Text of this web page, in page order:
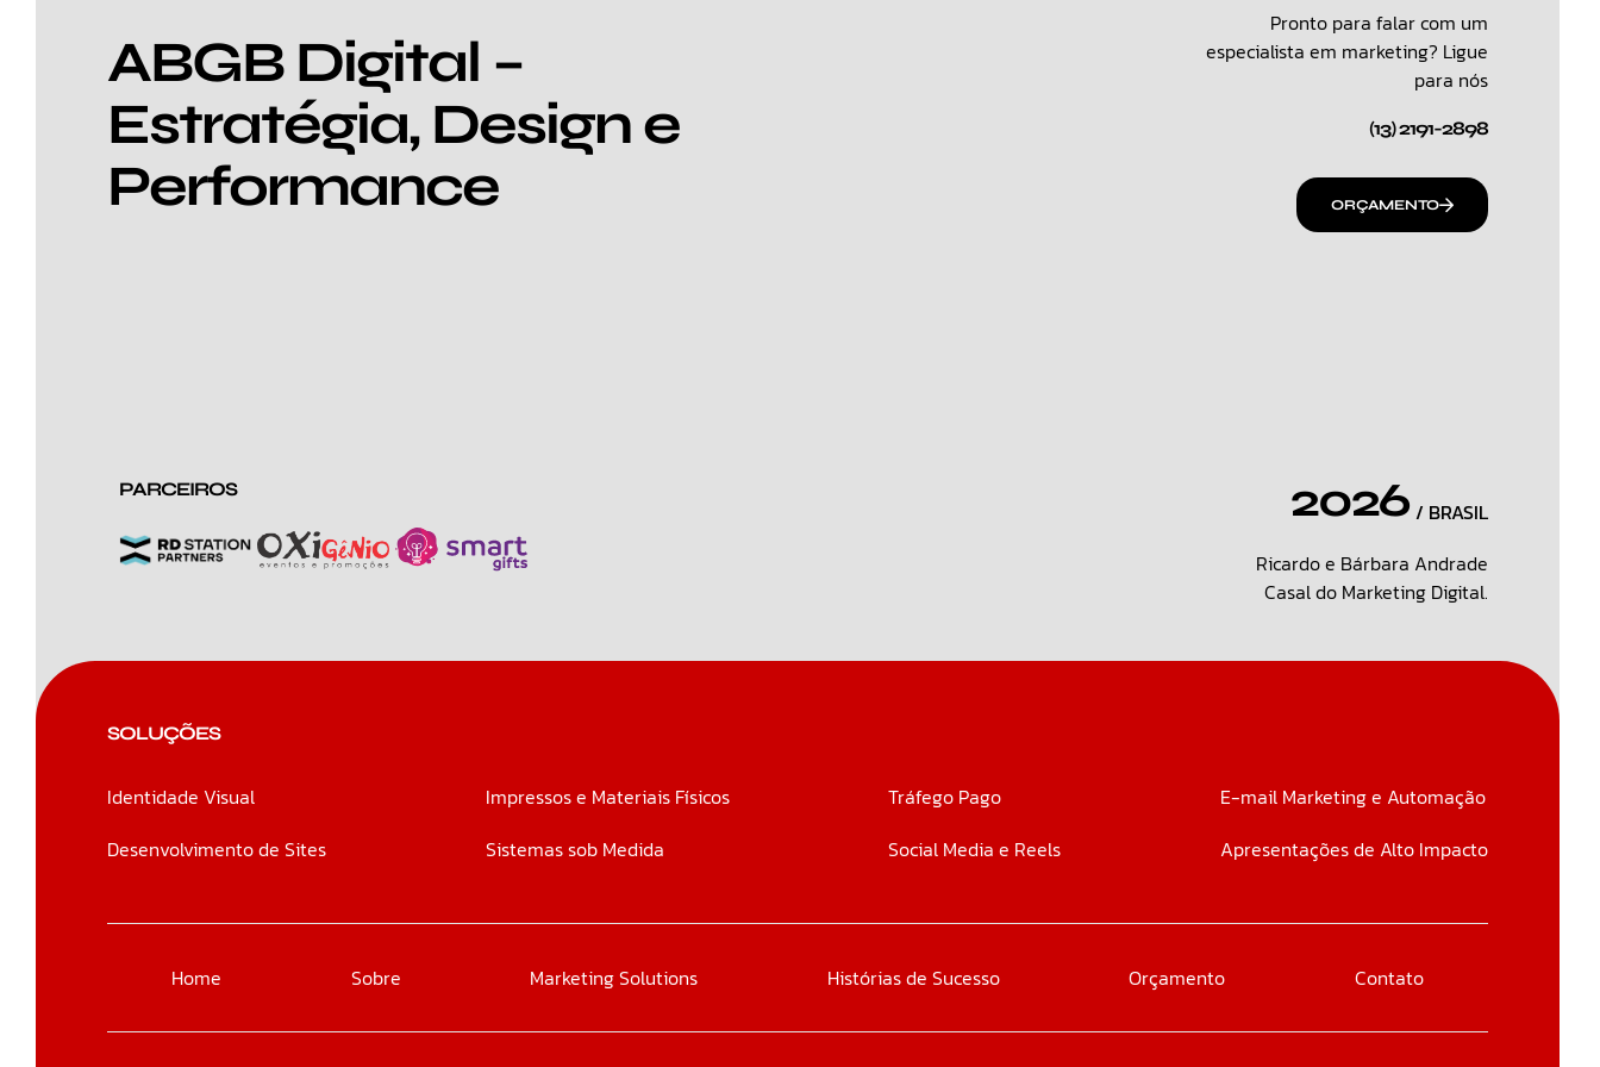
ABGB Digital –
Estratégia, Design e
Performance
Pronto para falar com um
especialista em marketing? Ligue
para nós
(13) 2191-2898
ORÇAMENTO
PARCEIROS 2026 / BRASIL
Ricardo e Bárbara Andrade
Casal do Marketing Digital.
SOLUÇÕES
Identidade Visual
Desenvolvimento de Sites
Impressos e Materiais Físicos
Sistemas sob Medida
Tráfego Pago
Social Media e Reels
E-mail Marketing e Automação
Apresentações de Alto Impacto
Home Sobre Marketing Solutions Histórias de Sucesso Orçamento Contato